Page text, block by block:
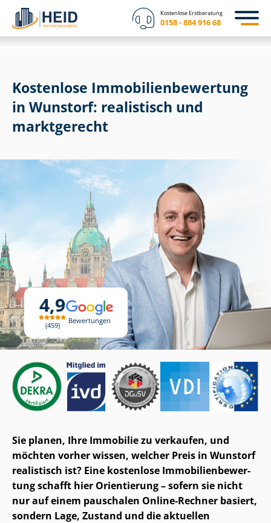
Kostenlose Erstberatung
0158 - 884 916 68
4,9
459
Bewertungen
Kostenlose Im­mo­bi­li­en­be­wer­tung
in Wunstorf: realistisch und
marktgerecht
Sie planen, Ihre Immobilie zu verkaufen, und
möchten vorher wissen, welcher Preis in Wunstorf
realistisch ist? Eine kostenlose Im­mo­bi­li­en­be­wer­
tung schafft hier Orientierung – sofern sie nicht
nur auf einem pauschalen Online-Rechner basiert,
sondern Lage, Zustand und die aktuellen